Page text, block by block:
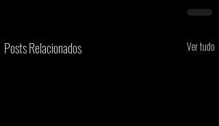
Posts Relacionados Ver tudo